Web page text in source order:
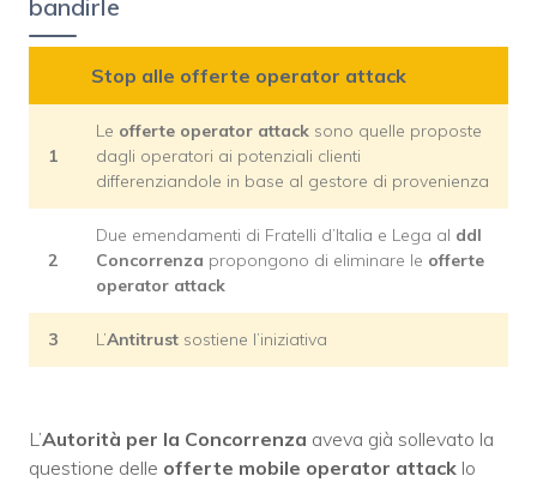
bandirle
Stop alle offerte operator attack
1
Le offerte operator attack sono quelle proposte
dagli operatori ai potenziali clienti
differenziandole in base al gestore di provenienza
2
Due emendamenti di Fratelli d’Italia e Lega al ddl
Concorrenza propongono di eliminare le offerte
operator attack
3 L’Antitrust sostiene l’iniziativa
L’Autorità per la Concorrenza aveva già sollevato la
questione delle offerte mobile operator attack lo